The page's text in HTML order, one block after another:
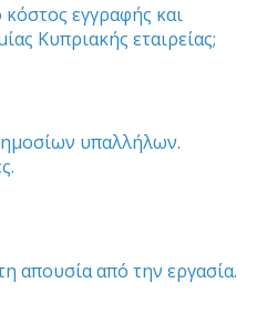
κόστος εγγραφής και
Κυπριακής εταιρείας;
υπαλλήλων.
απουσία από την εργασία.